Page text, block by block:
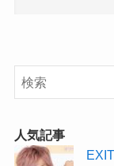
人気記事